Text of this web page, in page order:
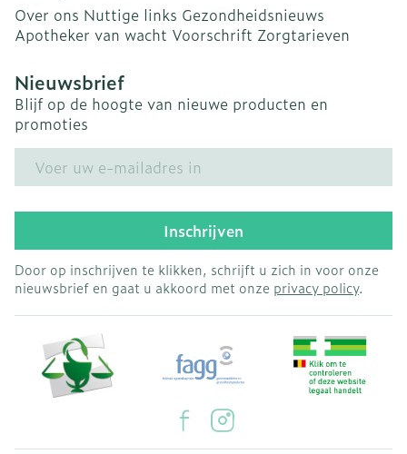
Over ons Nuttige links Gezondheidsnieuws
Apotheker van wacht Voorschrift Zorgtarieven
Nieuwsbrief
Blijf op de hoogte van nieuwe producten en
promoties
Inschrijven
Door op inschrijven te klikken, schrijft u zich in voor onze
nieuwsbrief en gaat u akkoord met onze privacy policy.